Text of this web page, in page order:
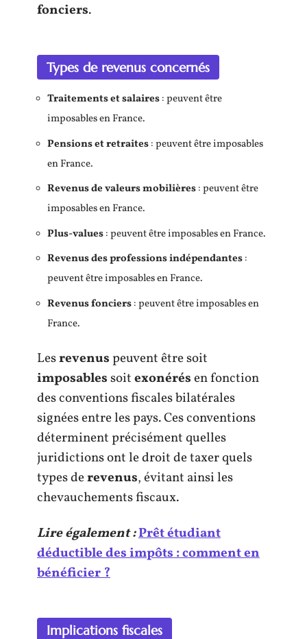
fonciers.
Types de revenus concernés
Traitements et salaires: peuvent être
imposables en France.
Pensions et retraites: peuvent être imposables
en France.
Revenus de valeurs mobilières: peuvent être
imposables en France.
Plus-values: peuvent être imposables en France.
Revenus des professions indépendantes:
peuvent être imposables en France.
Revenus fonciers: peuvent être imposables en
France.
Lesrevenuspeuvent être soit
imposablessoitexonérésen fonction
des conventions fiscales bilatérales
signées entre les pays. Ces conventions
déterminent précisément quelles
juridictions ont le droit de taxer quels
types derevenus, évitant ainsi les
chevauchements fiscaux.
Lire également :Prêt étudiant
déductible des impôts : comment en
bénéficier ?
Implications fiscales